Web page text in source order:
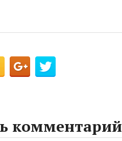
комментарий